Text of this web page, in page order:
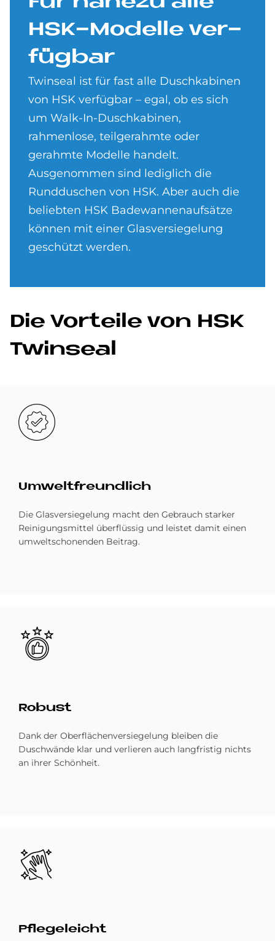
HSK-Mo­del­le ver­
füg­bar
Twinseal ist für fast alle Duschkabinen
von HSK verfügbar – egal, ob es sich
um Walk-In-Duschkabinen,
rahmenlose, teilgerahmte oder
gerahmte Modelle handelt.
Ausgenommen sind lediglich die
Rundduschen von HSK. Aber auch die
beliebten HSK Badewannenaufsätze
können mit einer Glasversiegelung
geschützt werden.
Die Vor­teile von HSK
Twin­se­al
Bild
Um­welt­freund­lich
Die Glasversiegelung macht den Gebrauch starker
Reinigungsmittel überflüssig und leistet damit einen
umweltschonenden Beitrag.
Bild
Ro­bust
Dank der Oberflächenversiegelung bleiben die
Duschwände klar und verlieren auch langfristig nichts
an ihrer Schönheit.
Bild
Pfle­ge­leicht